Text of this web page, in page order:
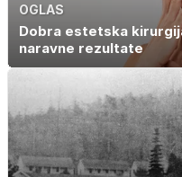
OGLAS
Dobra estetska
naravne rezultate